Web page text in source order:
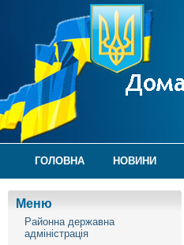
ГОЛОВНА НОВИНИ
Меню
Районна державна
адміністрація